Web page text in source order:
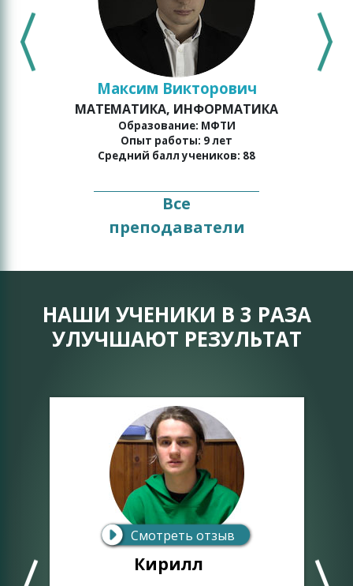
Максим Викторович
МАТЕМАТИКА, ИНФОРМАТИКА
Образование: МФТИ
Опыт работы: 9 лет
Средний балл учеников: 88
Все
преподаватели
НАШИ УЧЕНИКИ В 3 РАЗА
УЛУЧШАЮТ РЕЗУЛЬТАТ
Смотреть отзыв
Кирилл